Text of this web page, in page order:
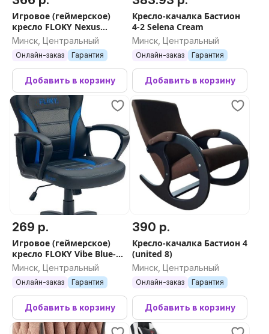
Игровое (геймерское)
кресло FLOKY Nexus
Black-Grey V3
Минск, Центральный
Онлайн-заказ Гарантия
Добавить в корзину
Кресло-качалка Бастион
4-2 Selena Cream
Минск, Центральный
Онлайн-заказ Гарантия
Добавить в корзину
269 р.
Игровое (геймерское)
кресло FLOKY Vibe Blue-
Black
Минск, Центральный
Онлайн-заказ Гарантия
Добавить в корзину
390 р.
Кресло-качалка Бастион 4
(united 8)
Минск, Центральный
Онлайн-заказ Гарантия
Добавить в корзину